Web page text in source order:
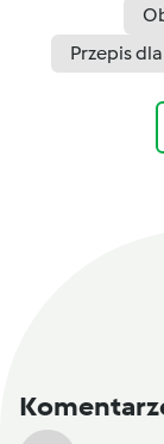
Przepis